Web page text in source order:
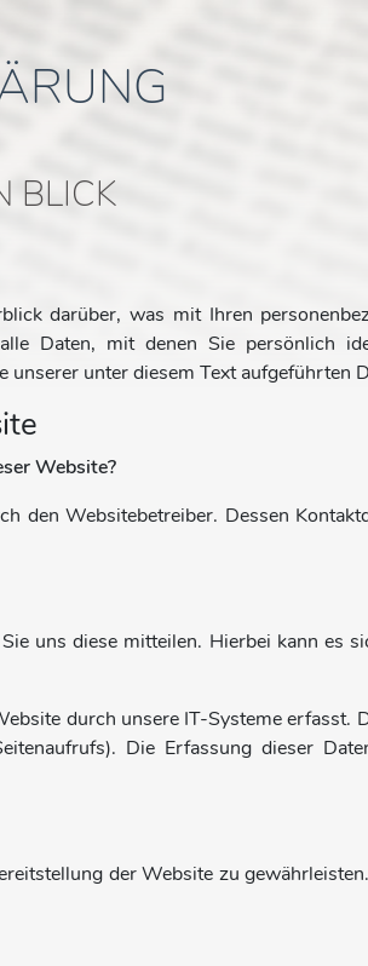
BLICK
darüber, was mit Ihren
Daten, mit denen Sie persönlich
unter diesem Text aufgeführten
Website?
den Websitebetreiber. Dessen
uns diese mitteilen. Hierbei kann es
durch unsere IT-Systeme erfasst.
Die Erfassung dieser
der Website zu